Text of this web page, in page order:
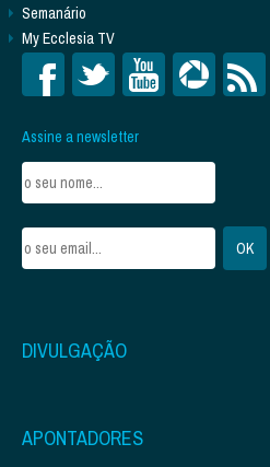
Semanário
My Ecclesia TV
Assine a newsletter
DIVULGAÇÃO
APONTADORES